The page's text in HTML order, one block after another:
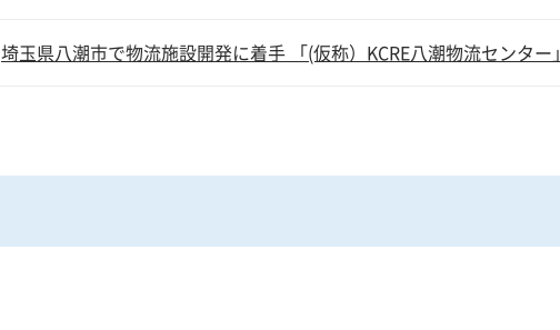
埼玉県八潮市で物流施設開発に着手 「(仮称）KCRE八潮物流センター」